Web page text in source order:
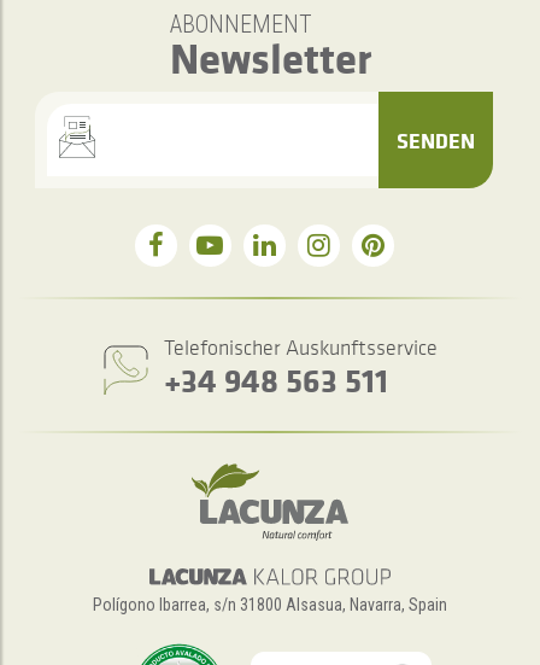
ABONNEMENT
Newsletter
SENDEN
Telefonischer Auskunftsservice
+34 948 563 511
Polígono Ibarrea, s/n 31800 Alsasua, Navarra, Spain